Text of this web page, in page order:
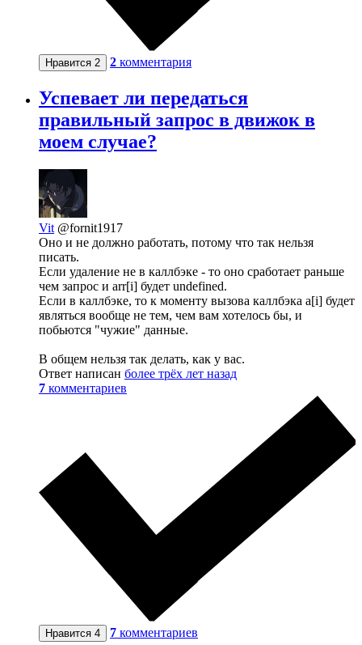
Нравится 2 2 комментария
Успевает ли передаться
правильный запрос в движок в
моем случае?
Vit @fornit1917
Оно и не должно работать, потому что так нельзя
писать.
Если удаление не в каллбэке - то оно сработает раньше
чем запрос и arr[i] будет undefined.
Если в каллбэке, то к моменту вызова каллбэка a[i] будет
являться вообще не тем, чем вам хотелось бы, и
побьются "чужие" данные.
В общем нельзя так делать, как у вас.
Ответ написан более трёх лет назад
7 комментариев
Нравится 4 7 комментариев